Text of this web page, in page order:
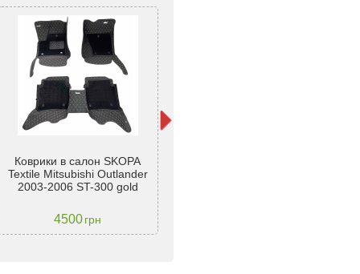
Коврики в салон SKOPA
Textile Mitsubishi Outlander
2003-2006 ST-300 gold
4500грн